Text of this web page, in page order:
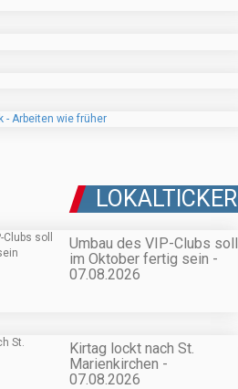
LOKALTICKER
Umbau des VIP-Clubs soll
im Oktober fertig sein -
07.08.2026
Kirtag lockt nach St.
Marienkirchen -
07.08.2026